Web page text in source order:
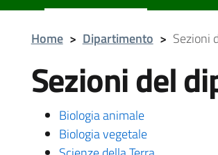
Home > Dipartimento > Sezioni
Sezioni del
Biologia animale
Biologia vegetale